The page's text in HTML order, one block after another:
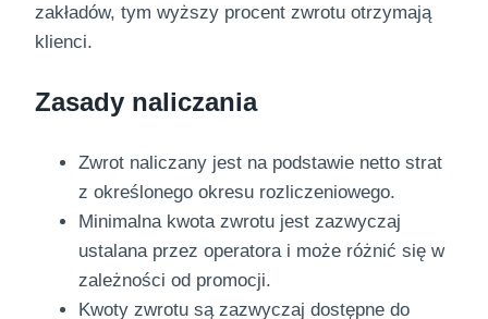
zakładów, tym wyższy procent zwrotu otrzymają
klienci.
Zasady naliczania
Zwrot naliczany jest na podstawie netto strat
z określonego okresu rozliczeniowego.
Minimalna kwota zwrotu jest zazwyczaj
ustalana przez operatora i może różnić się w
zależności od promocji.
Kwoty zwrotu są zazwyczaj dostępne do